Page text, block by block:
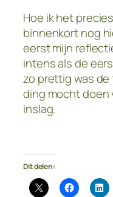
Hoe ik het
binnenkort nog
eerst mijn
intens als de
zo prettig was de
ding mocht doen
inslag.
Dit delen: